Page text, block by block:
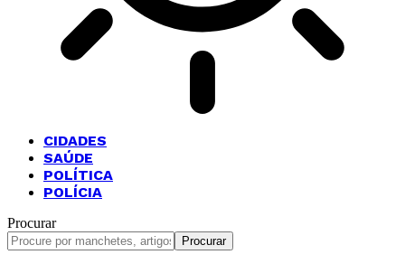
CIDADES
SAÚDE
POLÍTICA
POLÍCIA
Procurar